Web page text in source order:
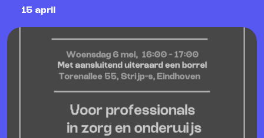
15 april